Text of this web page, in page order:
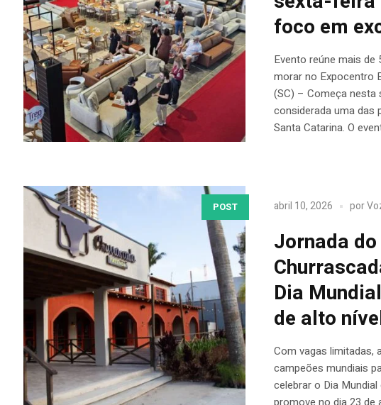
foco em
Evento reúne mais
morar no Expocentro
(SC) – Começa nesta
considerada uma das
Santa Catarina. O
POST abril 10, 2026 por
Jornada
Dia
de alto
Com vagas limitadas,
campeões mundiais
celebrar o Dia